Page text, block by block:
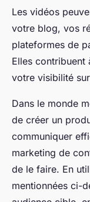
Les vidéos
votre blog, vos
plateformes de
Elles contribuent
votre visibilité
Dans le monde
de créer un
communiquer
marketing de
de le faire. En
mentionnées ci-